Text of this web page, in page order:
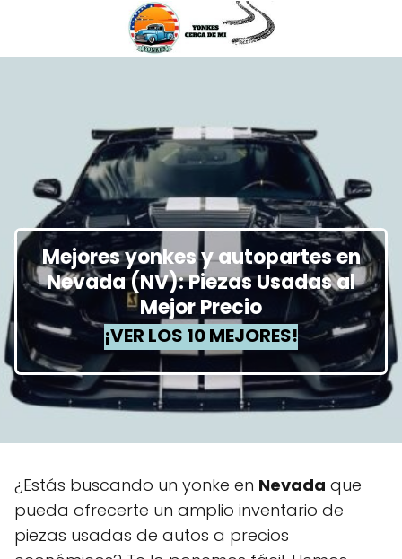
Mejores yonkes y autopartes en
Nevada (NV): Piezas Usadas al
Mejor Precio
¡VER LOS 10 MEJORES!
¿Estás buscando un yonke en Nevada que
pueda ofrecerte un amplio inventario de
piezas usadas de autos a precios